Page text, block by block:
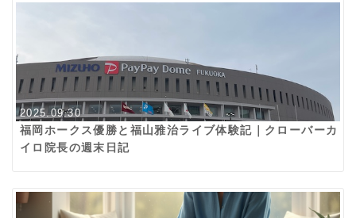
2025.09.30
福岡ホークス優勝と福山雅治ライブ体験記｜クローバーカ
イロ院長の週末日記